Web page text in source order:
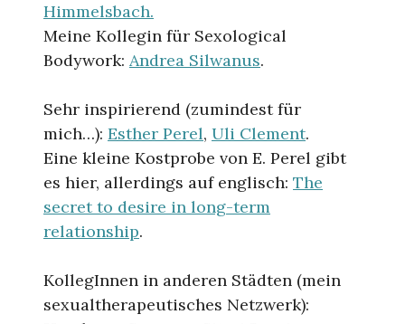
Himmelsbach.
Meine Kollegin für Sexological
Bodywork: Andrea Silwanus.
Sehr inspirierend (zumindest für
mich…): Esther Perel, Uli Clement.
Eine kleine Kostprobe von E. Perel gibt
es hier, allerdings auf englisch: The
secret to desire in long-term
relationship.
KollegInnen in anderen Städten (mein
sexualtherapeutisches Netzwerk):